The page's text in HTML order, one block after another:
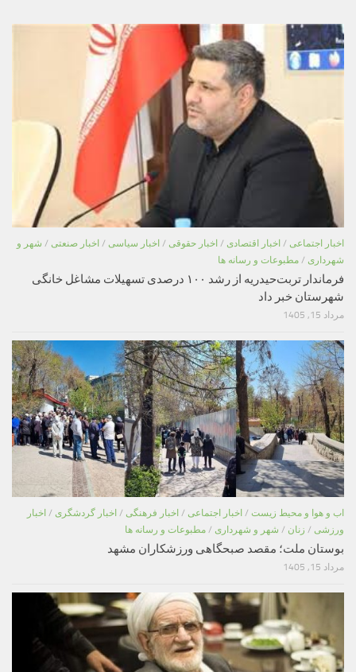
اخبار اجتماعی / اخبار اقتصادی / اخبار حقوقی / اخبار سیاسی / اخبار صنعتی / شهر و
شهرداری / مطبوعات و رسانه ها
فرماندار تربت‌حیدریه از رشد ۱۰۰ درصدی تسهیلات مشاغل خانگی
شهرستان خبر داد
مرداد 15, 1405
اب و هوا و محیط زیست / اخبار اجتماعی / اخبار فرهنگی / اخبار گردشگری / اخبار
ورزشی / زنان / شهر و شهرداری / مطبوعات و رسانه ها
بوستان ملت؛ مقصد صبحگاهی ورزشکاران مشهد
مرداد 15, 1405